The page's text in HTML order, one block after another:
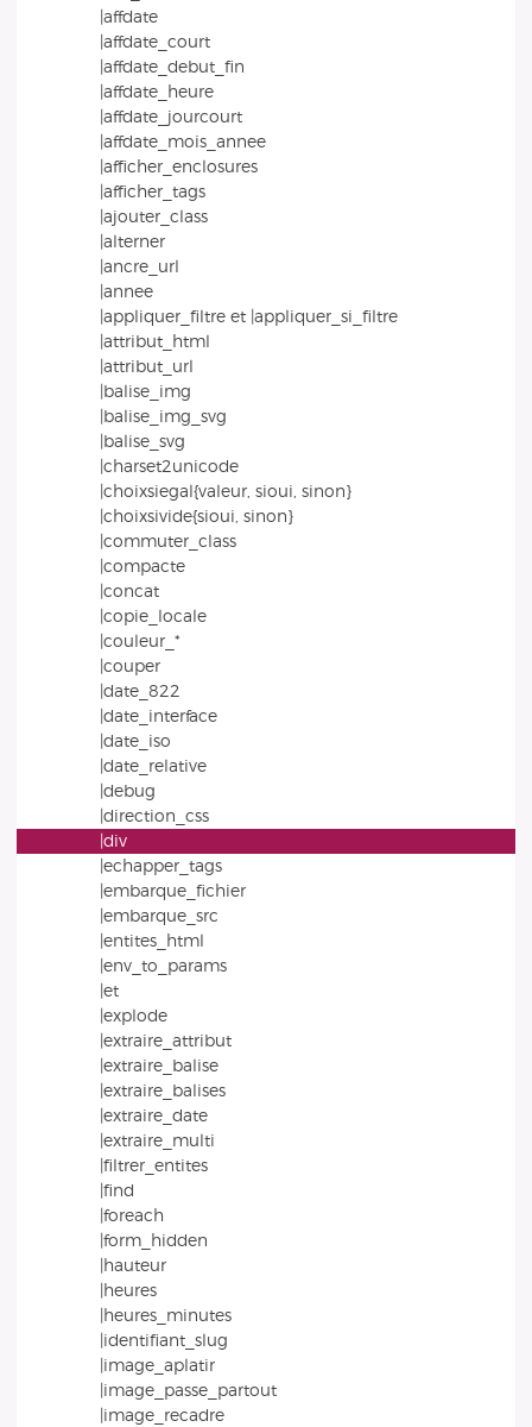
|affdate
|affdate_court
|affdate_debut_fin
|affdate_heure
|affdate_jourcourt
|affdate_mois_annee
|afficher_enclosures
|afficher_tags
|ajouter_class
|alterner
|ancre_url
|annee
|appliquer_filtre et |appliquer_si_filtre
|attribut_html
|attribut_url
|balise_img
|balise_img_svg
|balise_svg
|charset2unicode
|choixsiegal{valeur, sioui, sinon}
|choixsivide{sioui, sinon}
|commuter_class
|compacte
|concat
|copie_locale
|couleur_*
|couper
|date_822
|date_interface
|date_iso
|date_relative
|debug
|direction_css
|div
|echapper_tags
|embarque_fichier
|embarque_src
|entites_html
|env_to_params
|et
|explode
|extraire_attribut
|extraire_balise
|extraire_balises
|extraire_date
|extraire_multi
|filtrer_entites
|find
|foreach
|form_hidden
|hauteur
|heures
|heures_minutes
|identifiant_slug
|image_aplatir
|image_passe_partout
|image_recadre